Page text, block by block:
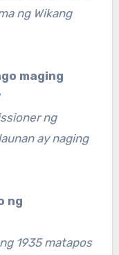
ng Wikang
maging
ng
ay naging
ng
1935 matapos